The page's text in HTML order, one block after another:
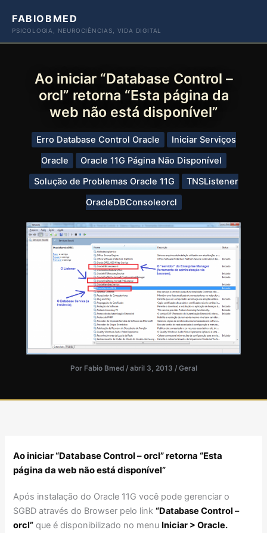
paraFABIOBMED
PSICOLOGIA, NEUROCIÊNCIAS, VIDA DIGITAL
Ao iniciar “Database Control –
orcl” retorna “Esta página da
web não está disponível”
Erro Database Control Oracle
Iniciar Serviços
Oracle
Oracle 11G Página Não Disponível
Solução de Problemas Oracle 11G
TNSListener
OracleDBConsoleorcl
Por Fabio Bmed / abril 3, 2013 / Geral
Ao iniciar “Database Control – orcl” retorna “Esta
página da web não está disponível”
Após instalação do Oracle 11G você pode gerenciar o
SGBD através do Browser pelo link“Database Control –
orcl” que é disponibilizado no menu Iniciar > Oracle.